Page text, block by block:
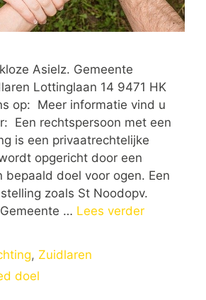
Asielz. Gemeente
Lottinglaan 14 9471 HK
op: Meer informatie vind u
Een rechtspersoon met een
is een privaatrechtelijke
opgericht door een
bepaald doel voor ogen. Een
zoals St Noodopv.
… Lees verder
, Zuidlaren
doel